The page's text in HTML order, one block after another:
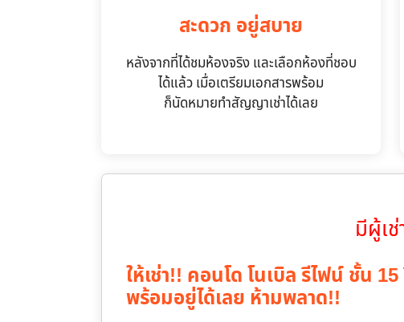
สะดวก อยู่สบาย
หลังจากที่ได้ชมห้องจริง และเลือกห้องที่ชอบ
ได้แล้ว เมื่อเตรียมเอกสารพร้อม
ก็นัดหมายทำสัญญาเช่าได้เลย
มีผู้เ
ให้เช่า!! คอนโด โนเบิล รีไฟน์ ชั้น
พร้อมอยู่ได้เลย ห้ามพลาด!!